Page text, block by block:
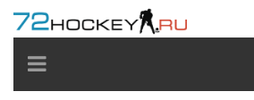
TOGGLE
NAVIGATION